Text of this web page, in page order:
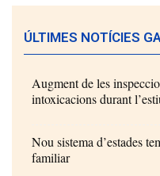
ÚLTIMES NOTÍCIES
Augment de les
intoxicacions durant
Nou sistema d’estades
familiar